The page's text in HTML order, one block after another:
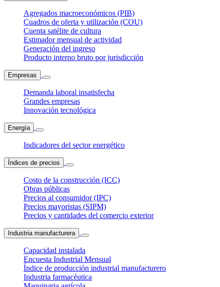
Agregados macroeconómicos (PIB)
Cuadros de oferta y utilización (COU)
Cuenta satélite de cultura
Estimador mensual de actividad
Generación del ingreso
Producto interno bruto por jurisdicción
Empresas
Demanda laboral insatisfecha
Grandes empresas
Innovación tecnológica
Energía
Indicadores del sector energético
Índices de precios
Costo de la construcción (ICC)
Obras públicas
Precios al consumidor (IPC)
Precios mayoristas (SIPM)
Precios y cantidades del comercio exterior
Industria manufacturera
Capacidad instalada
Encuesta Industrial Mensual
Índice de producción industrial manufacturero
Industria farmacéutica